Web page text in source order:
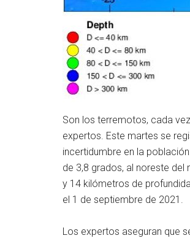
Son los terremotos, cada
expertos. Este martes se
incertidumbre en la
de 3,8 grados, al noreste del
y 14 kilómetros de
el 1 de septiembre de 2021.
Los expertos aseguran que